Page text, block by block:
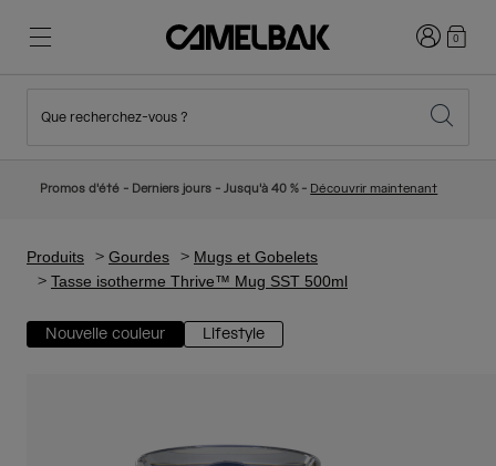
Nouveautés
Sacs Hydratation
Randonnée
Abandonner le tout Jetable
Connexion
0
Que recherchez-vous ?
Promos d'été - Derniers jours - Jusqu'à 40 % - Découvrir maintenant
Produits Gourdes
Mugs et Gobelets
Tasse isotherme Thrive™ Mug SST 500ml
Nouvelle couleur Lifestyle